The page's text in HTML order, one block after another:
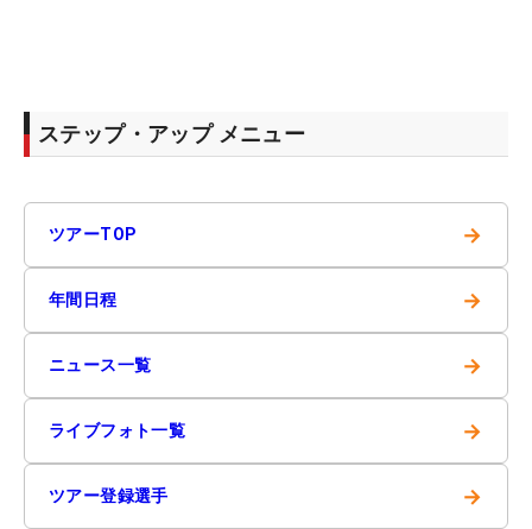
ステップ・アップ メニュー
ツアーTOP →
年間日程 →
ニュース一覧 →
ライブフォト一覧 →
ツアー登録選手 →